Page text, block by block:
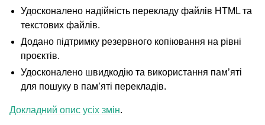
Удосконалено надійність перекладу файлів HTML та
текстових файлів.
Додано підтримку резервного копіювання на рівні
проєктів.
Удосконалено швидкодію та використання пам’яті
для пошуку в пам’яті перекладів.
Докладний опис усіх змін.